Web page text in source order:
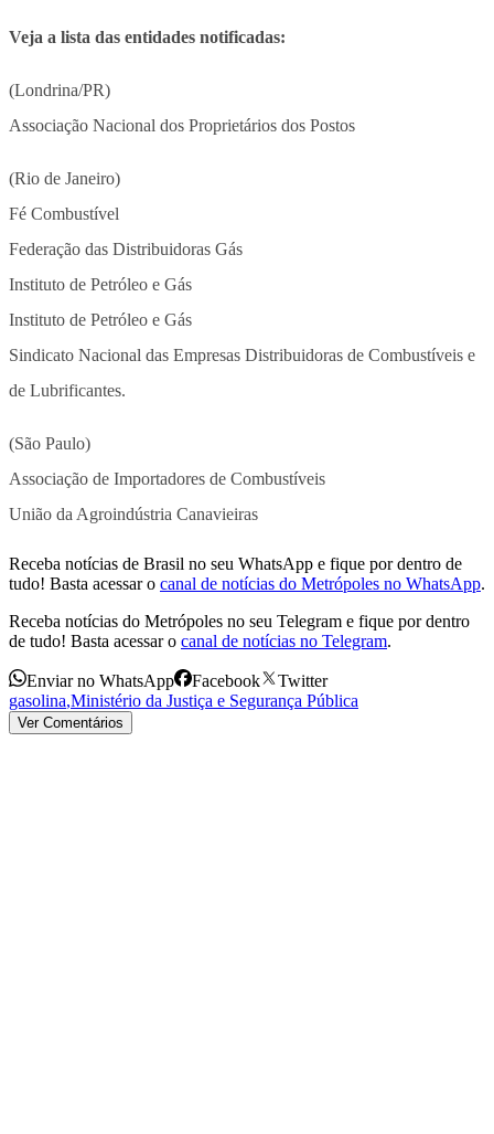
Veja a lista das entidades notificadas:
(Londrina/PR)
Associação Nacional dos Proprietários dos Postos
(Rio de Janeiro)
Fé Combustível
Federação das Distribuidoras Gás
Instituto de Petróleo e Gás
Instituto de Petróleo e Gás
Sindicato Nacional das Empresas Distribuidoras de Combustíveis e
de Lubrificantes.
(São Paulo)
Associação de Importadores de Combustíveis
União da Agroindústria Canavieiras
Receba notícias de Brasil no seu WhatsApp e fique por dentro de
tudo! Basta acessar o canal de notícias do Metrópoles no WhatsApp.
Receba notícias do Metrópoles no seu Telegram e fique por dentro
de tudo! Basta acessar o canal de notícias no Telegram.
Enviar no WhatsApp Facebook
Twitter
gasolina,Ministério da Justiça e Segurança Pública
Ver Comentários